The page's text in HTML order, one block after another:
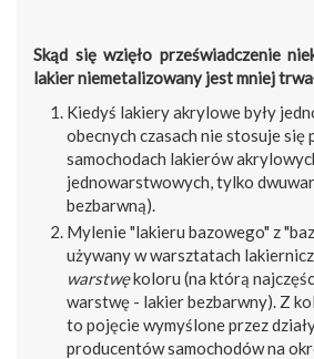
Skąd się wzięło przeświadczenie
lakier niemetalizowany jest mniej
Kiedyś lakiery akrylowe były
obecnych czasach nie stosuje się
samochodach lakierów
jednowarstwowych, tylko
bezbarwną).
Mylenie "lakieru bazowego" z
używany w warsztatach
warstwękoloru (na którą
warstwę - lakier bezbarwny). Z
to pojęcie wymyślone przez
producentów samochodów na